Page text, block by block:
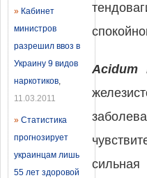
» Кабинет
министров
разрешил ввоз в
Украину 9 видов
наркотиков,
11.03.2011
» Статистика
прогнозирует
украинцам лишь
55 лет здоровой
Acidum
сильная